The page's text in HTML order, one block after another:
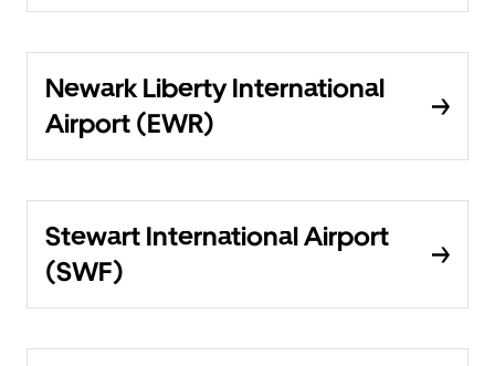
Newark Liberty International
Airport (EWR)
Stewart International Airport
(SWF)